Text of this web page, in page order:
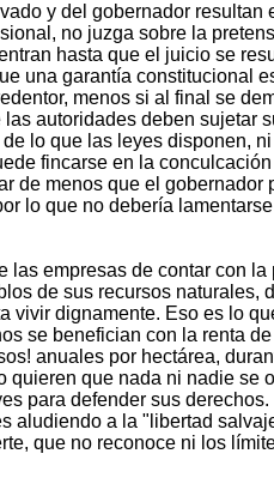
y del gobernador resultan
no juzga sobre la
hasta que el juicio se
una garantía constitucional
menos si al final se
autoridades deben sujetar
lo que las leyes disponen,
fincarse en la
de menos que el gobernador
lo que no debería
las empresas de contar con
de sus recursos naturales,
vivir dignamente. Eso es lo
se benefician con la renta
anuales por hectárea,
quieren que nada ni nadie se
para defender sus
aludiendo a la "libertad
que no reconoce ni los